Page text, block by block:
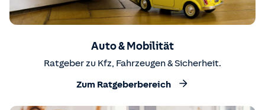
Auto & Mobilität
Ratgeber zu Kfz, Fahrzeugen & Sicherheit.
Zum Ratgeberbereich